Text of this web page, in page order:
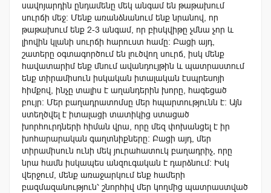
սավոյարդին ընդամենը մեկ անգամ են թաթախում
սուրճի մեջ: Մենք առանձնանում ենք նրանով, որ
թաթախում ենք 2-3 անգամ, որ բիսկվիթը չմնա չոր և
լիովին կլանի սուրճի հարուստ համը: Բացի այդ,
շատերը օգտագործում են լուծվող սուրճ, իսկ մենք
հավատարիմ ենք մնում ավանդույթին և պատրաստում
ենք տիրամիսուն իսկական իտալական էսպրեսոյի
հիմքով, ինչը տալիս է աղանդերին խորը, հագեցած
բույր: Մեր բաղադրատոմսը մեր հպարտությունն է: Այն
ստեղծվել է իտալացի տատիկից ստացած
խորհուրդների հիման վրա, որը մեզ փոխանցել է իր
խոհարարական գաղտնիքները: Բացի այդ, մեր
տիրամիսուն ունի մեկ յուրահատուկ բաղադրիչ, որը
նրա համն իսկապես անզուգական է դարձնում: Իսկ
վերջում, մենք առաջարկում ենք համերի
բազմազանություն՝ շնորհիվ մեր կողմից պատրաստված